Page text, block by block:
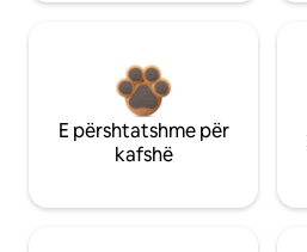
E përshtatshme për
kafshë